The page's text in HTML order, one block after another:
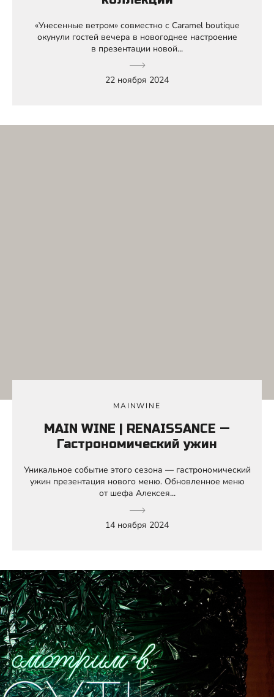
«Унесенные ветром» совместно с Caramel boutique
окунули гостей вечера в новогоднее настроение
в презентации новой...
22 ноября 2024
MAINWINE
MAIN WINE | RENAISSANCE —
Гастрономический ужин
Уникальное событие этого сезона — гастрономический
ужин презентация нового меню. Обновленное меню
от шефа Алексея...
14 ноября 2024